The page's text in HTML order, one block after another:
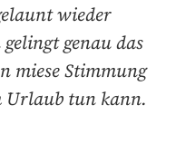
wieder
genau das
miese Stimmung
Urlaub tun kann.